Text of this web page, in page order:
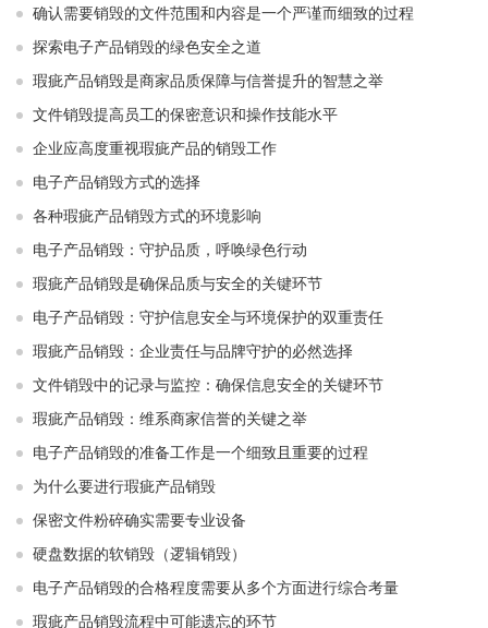
确认需要销毁的文件范围和内容是一个严谨而细致的过程
探索电子产品销毁的绿色安全之道
瑕疵产品销毁是商家品质保障与信誉提升的智慧之举
文件销毁提高员工的保密意识和操作技能水平
企业应高度重视瑕疵产品的销毁工作
电子产品销毁方式的选择
各种瑕疵产品销毁方式的环境影响
电子产品销毁：守护品质，呼唤绿色行动
瑕疵产品销毁是确保品质与安全的关键环节
电子产品销毁：守护信息安全与环境保护的双重责任
瑕疵产品销毁：企业责任与品牌守护的必然选择
文件销毁中的记录与监控：确保信息安全的关键环节
瑕疵产品销毁：维系商家信誉的关键之举
电子产品销毁的准备工作是一个细致且重要的过程
为什么要进行瑕疵产品销毁
保密文件粉碎确实需要专业设备
硬盘数据的软销毁（逻辑销毁）
电子产品销毁的合格程度需要从多个方面进行综合考量
瑕疵产品销毁流程中可能遗忘的环节